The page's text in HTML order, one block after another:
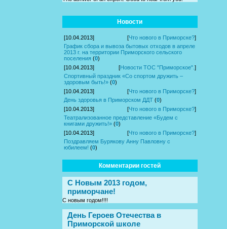
Новости
[10.04.2013] [Что нового в Приморске?]
График сбора и вывоза бытовых отходов в апреле
2013 г. на территории Приморского сельского
поселения (0)
[10.04.2013]
[Новости ТОС "Приморское". ]
Спортивный праздник «Со спортом дружить –
здоровым быть!» (0)
[10.04.2013]
[Что нового в Приморске?]
День здоровья в Приморском ДДТ (0)
[10.04.2013]
[Что нового в Приморске?]
Театрализованное представление «Будем с
книгами дружить!» (0)
[10.04.2013]
[Что нового в Приморске?]
Поздравляем Бурякову Анну Павловну с
юбилеем! (0)
Комментарии гостей
С Новым 2013 годом,
приморчане!
С новым годом!!!!
День Героев Отечества в
Приморской школе